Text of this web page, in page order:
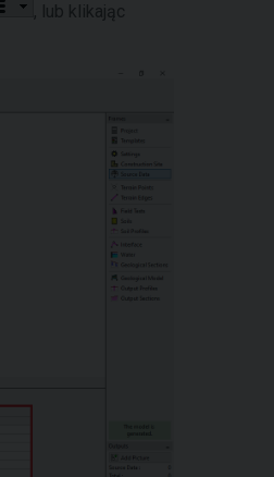
, lub klikając